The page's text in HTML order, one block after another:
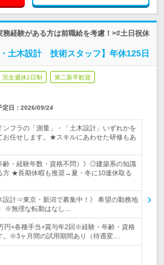
経験がある方は前職給を考慮！>#土日祝休
土木設計 技術スタッフ】年休125日
完全週休2日制 第二新卒歓迎
定日： 2026/09/24
フラの「測量」・「土木設計」いずれかを
お任せします。★スキルにあわせた研修もあ
齢・経験年数・資格不問）》◎建築系の知識
方 ★長期休暇も推奨→夏・冬に10連休取る
設計⇒東京・新潟で募集中！》 希望の勤務地
※無理な転勤はなし…
円+各種手当+賞与年2回※経験・年齢・資格
。※3ヶ月間の試用期間あり（待遇変…